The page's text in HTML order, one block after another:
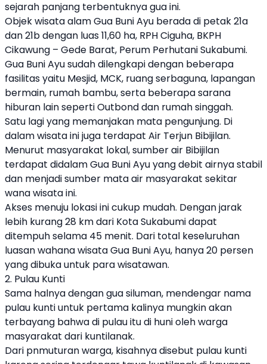
sejarah panjang terbentuknya gua ini.
Objek wisata alam Gua Buni Ayu berada di petak 21a
dan 21b dengan luas 11,60 ha, RPH Ciguha, BKPH
Cikawung – Gede Barat, Perum Perhutani Sukabumi.
Gua Buni Ayu sudah dilengkapi dengan beberapa
fasilitas yaitu Mesjid, MCK, ruang serbaguna, lapangan
bermain, rumah bambu, serta beberapa sarana
hiburan lain seperti Outbond dan rumah singgah.
Satu lagi yang memanjakan mata pengunjung. Di
dalam wisata ini juga terdapat Air Terjun Bibijilan.
Menurut masyarakat lokal, sumber air Bibijilan
terdapat didalam Gua Buni Ayu yang debit airnya stabil
dan menjadi sumber mata air masyarakat sekitar
wana wisata ini.
Akses menuju lokasi ini cukup mudah. Dengan jarak
lebih kurang 28 km dari Kota Sukabumi dapat
ditempuh selama 45 menit. Dari total keseluruhan
luasan wahana wisata Gua Buni Ayu, hanya 20 persen
yang dibuka untuk para wisatawan.
2. Pulau Kunti
Sama halnya dengan gua siluman, mendengar nama
pulau kunti untuk pertama kalinya mungkin akan
terbayang bahwa di pulau itu di huni oleh warga
masyarakat dari kuntilanak.
Dari pnmuturan warga, kisahnya disebut pulau kunti